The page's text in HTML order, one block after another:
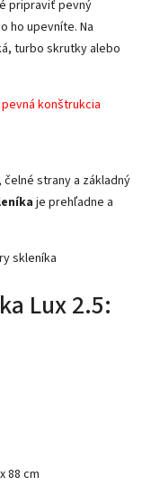
pripraviť pevný
ho upevníte. Na
turbo skrutky alebo
strany a základný
je prehľadne a
Lux 2.5:
88 cm